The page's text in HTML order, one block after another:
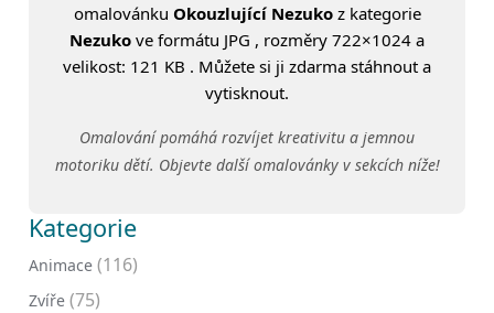
omalovánku Okouzlující Nezukoz kategorie
Nezuko ve formátu JPG , rozměry 722×1024 a
velikost: 121 KB . Můžete si ji zdarma stáhnout a
vytisknout.
Omalování pomáhá rozvíjet kreativitu a jemnou
motoriku dětí. Objevte další omalovánky v sekcích níže!
Kategorie
Animace (116)
Zvíře (75)